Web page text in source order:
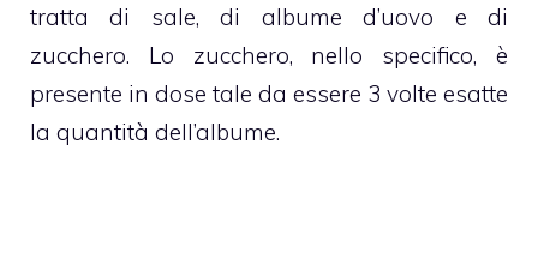
tratta di sale, di albume d’uovo e di
zucchero. Lo zucchero, nello specifico, è
presente in dose tale da essere 3 volte esatte
la quantità dell’albume.